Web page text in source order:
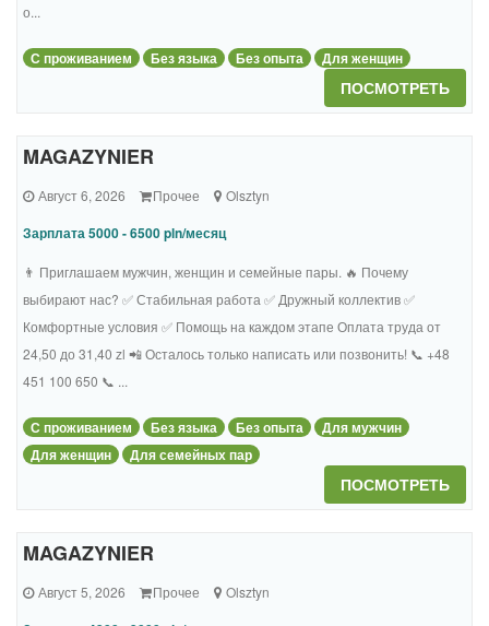
о...
С проживанием Без языка Без опыта Для женщин
ПОСМОТРЕТЬ
MAGAZYNIER
Август 6, 2026 Прочее Olsztyn
Зарплата 5000 - 6500 pln/месяц
👨 Приглашаем мужчин, женщин и семейные пары. 🔥 Почему
выбирают нас? ✅ Стабильная работа ✅ Дружный коллектив ✅
Комфортные условия ✅ Помощь на каждом этапе Оплата труда от
24,50 до 31,40 zl 📲 Осталось только написать или позвонить! 📞 +48
451 100 650 📞 ...
С проживанием Без языка Без опыта
Для мужчин
Для женщин
Для семейных пар
ПОСМОТРЕТЬ
MAGAZYNIER
Август 5, 2026 Прочее Olsztyn